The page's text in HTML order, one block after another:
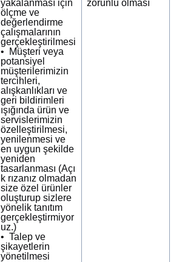
yakalanması için
ölçme ve
değerlendirme
çalışmalarının
gerçekleştirilmesi
• Müşteri veya
potansiyel
müşterilerimizin
tercihleri,
alışkanlıkları ve
geri bildirimleri
ışığında ürün ve
servislerimizin
özelleştirilmesi,
yenilenmesi ve
en uygun şekilde
yeniden
tasarlanması (Açı
k rızanız olmadan
size özel ürünler
oluşturup sizlere
yönelik tanıtım
gerçekleştirmiyor
uz.)
• Talep ve
şikayetlerin
yönetilmesi
zorunlu olması